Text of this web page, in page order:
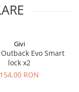
Givi
Evo Smart
lock x2
154,00 RON